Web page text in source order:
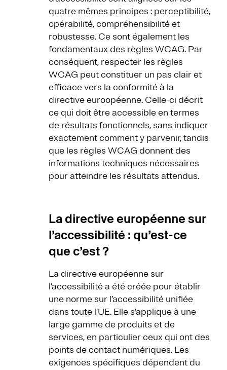
quatre mêmes principes : perceptibilité,
opérabilité, compréhensibilité et
robustesse. Ce sont également les
fondamentaux des règles WCAG. Par
conséquent, respecter les règles
WCAG peut constituer un pas clair et
efficace vers la conformité à la
directive euroopéenne. Celle-ci décrit
ce qui doit être accessible en termes
de résultats fonctionnels, sans indiquer
exactement comment y parvenir, tandis
que les règles WCAG donnent des
informations techniques nécessaires
pour atteindre les résultats attendus.
La directive européenne sur
l’accessibilité : qu’est-ce
que c’est ?
La directive européenne sur
l’accessibilité a été créée pour établir
une norme sur l’accessibilité unifiée
dans toute l’UE. Elle s’applique à une
large gamme de produits et de
services, en particulier ceux qui ont des
points de contact numériques. Les
exigences spécifiques dépendent du